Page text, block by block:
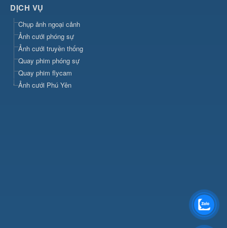
DỊCH VỤ
Chụp ảnh ngoại cảnh
Ảnh cưới phóng sự
Ảnh cưới truyền thống
Quay phim phóng sự
Quay phim flycam
Ảnh cưới Phú Yên